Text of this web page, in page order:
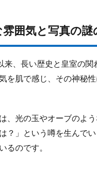
囲気と写真の謎
来、長い歴史と皇室の
を肌で感じ、その神秘
、光の玉やオーブのよ
？」という噂を生んで
るのです。